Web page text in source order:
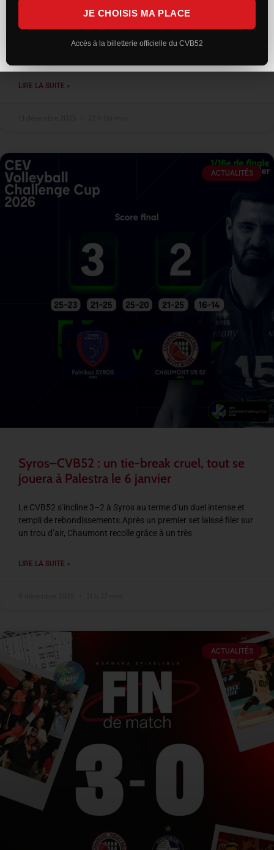
Face au leader montpelliérain, le CVB52 a livré une prestation
sérieuse et engagée. Solides dès l’entame, les Chaumontais ont
su concrétiser leur bon début de match en remportant le
LIRE LA SUITE »
ACTUALITÉS
Syros–CVB52 : un tie-break cruel, tout se
jouera à Palestra le 6 janvier
Le CVB52 s’incline 3–2 à Syros au terme d’un duel intense et
rempli de rebondissements.Après un premier set laissé filer sur
un trou d’air, Chaumont recolle grâce à un très
LIRE LA SUITE »
ACTUALITÉS
JE CHOISIS MA PLACE
Accès à la billetterie officielle du CVB52